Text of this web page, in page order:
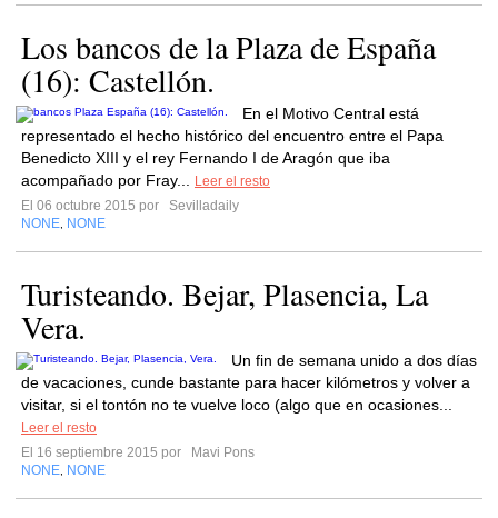
Los bancos de la Plaza de España
(16): Castellón.
En el Motivo Central está
representado el hecho histórico del encuentro entre el Papa
Benedicto XIII y el rey Fernando I de Aragón que iba
acompañado por Fray...
Leer el resto
El 06 octubre 2015 por
Sevilladaily
NONE NONE
Turisteando. Bejar, Plasencia, La
Vera.
Un fin de semana unido a dos días
de vacaciones, cunde bastante para hacer kilómetros y volver a
visitar, si el tontón no te vuelve loco (algo que en ocasiones...
Leer el resto
El 16 septiembre 2015 por
Mavi Pons
NONE NONE